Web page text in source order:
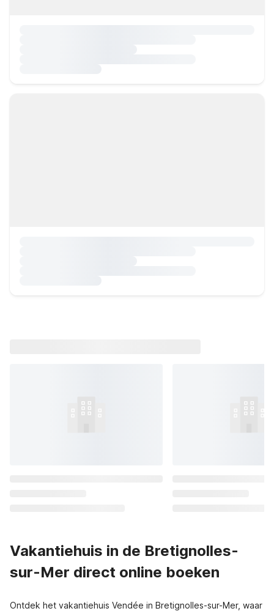
Vakantiehuis in de Bretignolles-
sur-Mer direct online boeken
Ontdek het vakantiehuis Vendée in Bretignolles-sur-Mer, waar